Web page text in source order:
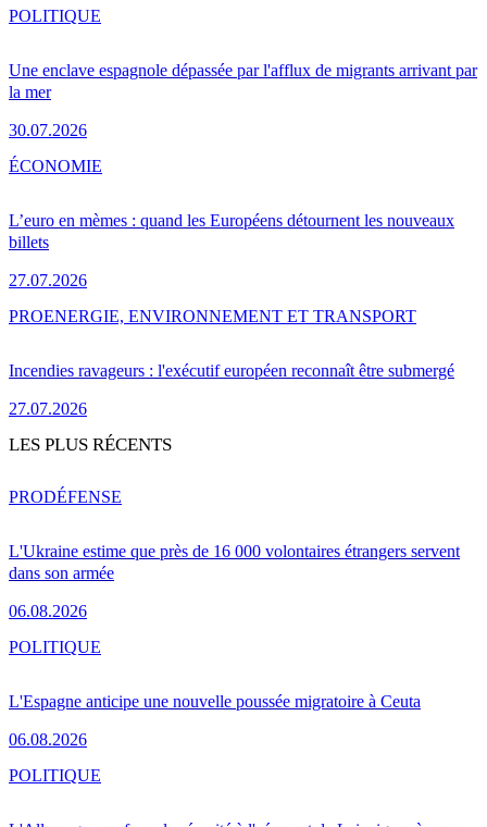
Une enclave espagnole dépassée par l'afflux de migrants arrivant par
la mer
30.07.2026
POLITIQUE
L’euro en mèmes : quand les Européens détournent les nouveaux
billets
27.07.2026
ÉCONOMIE
Incendies ravageurs : l'exécutif européen reconnaît être submergé
27.07.2026
PROENERGIE, ENVIRONNEMENT ET TRANSPORT
LES PLUS RÉCENTS
L'Ukraine estime que près de 16 000 volontaires étrangers servent
dans son armée
06.08.2026
PRODÉFENSE
L'Espagne anticipe une nouvelle poussée migratoire à Ceuta
06.08.2026
POLITIQUE
POLITIQUE